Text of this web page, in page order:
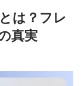
は？フレ
真実